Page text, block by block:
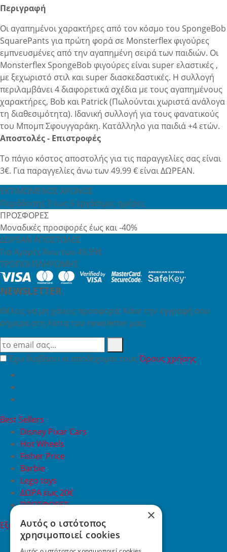
Περιγραφή
Οι αγαπημένοι χαρακτήρες από τον κόσμο του SpongeBob
SquarePants για πρώτη φορά σε Monsterflex φιγούρες
εμπνευσμένες από την αγαπημένη σειρά των παιδιών. Οι
Monsterflex SpongeBob φιγούρες είναι super ελαστικές ,
με ξεχωριστό στιλ και super διασκεδαστικές. Η συλλογή
περιλαμβάνει 4 διαφορετικά σχέδια με τους αγαπημένους
χαρακτήρες, Bob και Patrick (Πωλούνται χωριστά ανάλογα
τη διαθεσιμότητα). Ιδανική συλλογή για τους φανατικούς
του Μπομπ Σφουγγαράκη. Κατάλληλο για παιδιά +4 ετών.
Αποστολές - Επιστροφές
Το πάγιο κόστος αποστολής για τις παραγγελίες σας είναι
3€. Για παραγγελίες άνω των 49.99 € είναι ΔΩΡΕΑΝ.
ΕΚΤΙΜΩΜΕΝΟΣ ΧΡΟΝΟΣ
Παράδοσης 3 έως 6 εργάσιμες ημέρες
ΠΡΟΣΦΟΡΕΣ
Μοναδικές προσφορές έως και -40%
ΔΩΡΕΑΝ ΑΠΟΣΤΟΛΕΣ
Για Αγορές Άνω των 49,99€
ΤΡΟΠΟΙ ΠΛΗΡΩΜΗΣ
NEWSLETTER
Θέλεις να μη χάνεις προσφορά; Κάνε την εγγραφή σου
σήμερα στη λίστα του newsletter μας!
Έχω διαβάσει κι αποδέχομαι τουςΌρους χρήσης
Best Sellers
Disney Pixar Cars
Hot Wheels
Fisher Price
Barbie
Lego toys
ΔΩΡΑ έως 20€
ΠΡΟΣΦΟΡΕΣ
Εξυπηρέτηση Πελατών
Εξυπηρέτηση πελατών
Συχνές ερωτήσεις
×
Αυτός ο ιστότοπος
χρησιμοποιεί cookies